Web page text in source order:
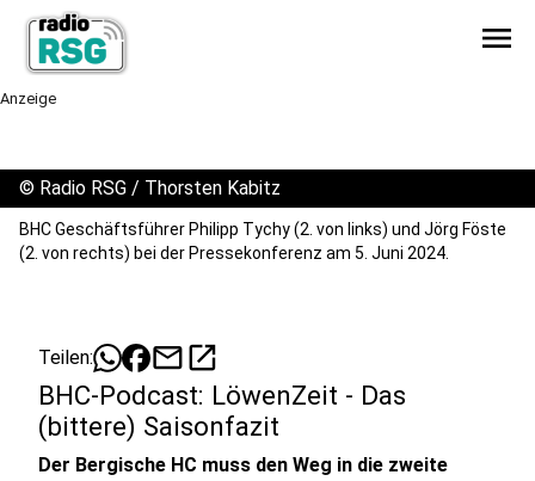
menu
Anzeige
© Radio RSG / Thorsten Kabitz
BHC Geschäftsführer Philipp Tychy (2. von links) und Jörg Föste
(2. von rechts) bei der Pressekonferenz am 5. Juni 2024.
Teilen: mailopen_in_new
BHC-Podcast: LöwenZeit - Das
(bittere) Saisonfazit
Der Bergische HC muss den Weg in die zweite